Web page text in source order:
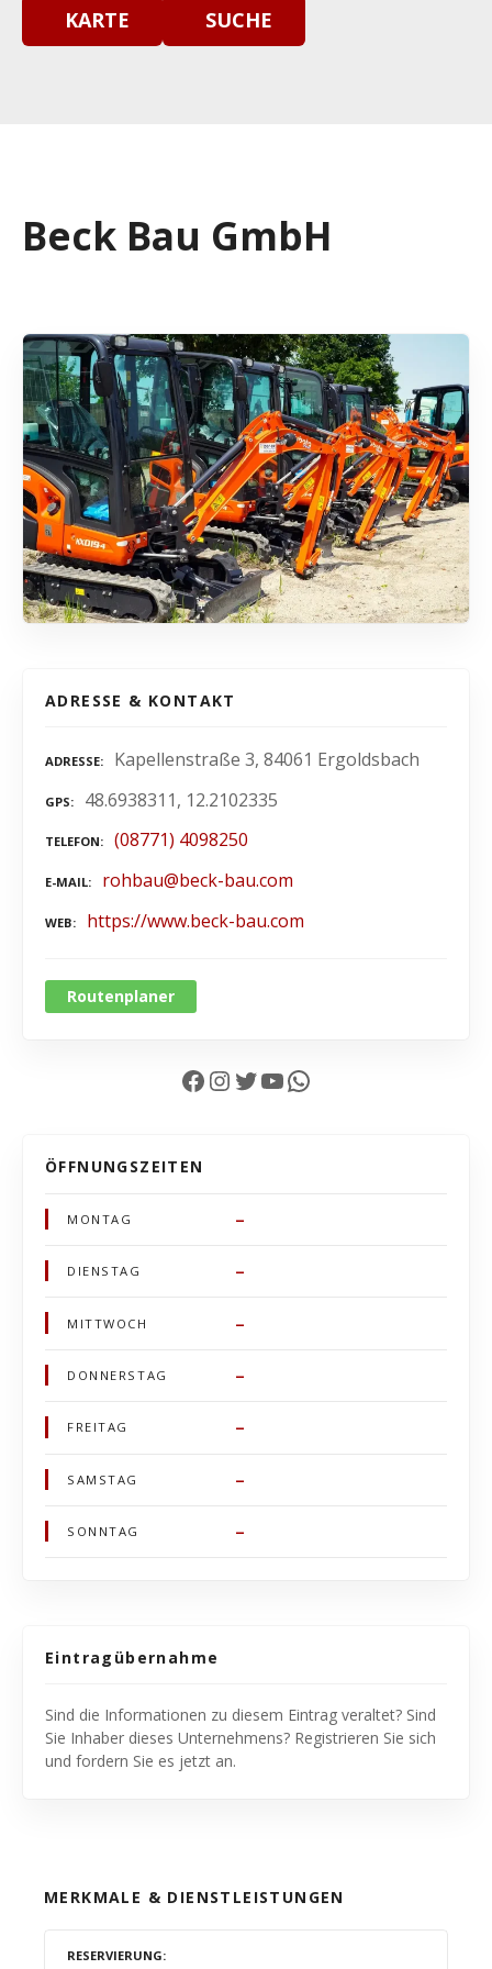
KARTE SUCHE
Beck Bau GmbH
ADRESSE & KONTAKT
ADRESSE Kapellenstraße 3, 84061 Ergoldsbach
GPS 48.6938311, 12.2102335
TELEFON (08771) 4098250
E-MAIL rohbau@beck-bau.com
WEB https://www.beck-bau.com
Routenplaner
Facebook InstagramTwitter YouTube WhatsApp
ÖFFNUNGSZEITEN
MONTAG –
DIENSTAG –
MITTWOCH –
DONNERSTAG –
FREITAG –
SAMSTAG –
SONNTAG –
Eintragübernahme
Sind die Informationen zu diesem Eintrag veraltet? Sind
Sie Inhaber dieses Unternehmens? Registrieren Sie sich
und fordern Sie es jetzt an.
MERKMALE & DIENSTLEISTUNGEN
RESERVIERUNG